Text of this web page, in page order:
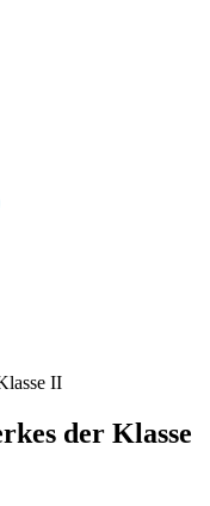
II
der Klasse